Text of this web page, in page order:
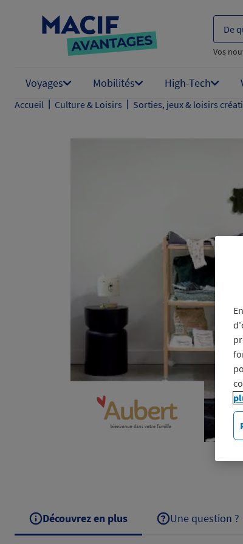
De
Vos
Voyages Mobilités High-Tech
Accueil | Culture & Loisirs | Sorties, jeux & loisirs
Découvrez en plus Une question ?